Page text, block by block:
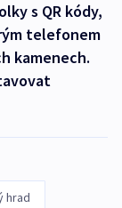
s QR kódy,
telefonem
kamenech.
hrad